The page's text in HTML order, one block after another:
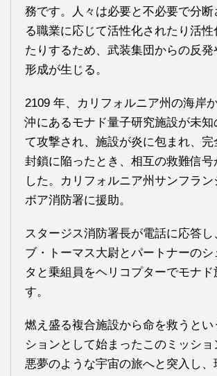
務です。人々は必要と不必要で分断
る職業に応じて活性化されたり活性
たりするため、武装集団からの反
形成が生じる。
2109 年、カリフォルニア州の海岸
沖にあるモナド量子研究施設が未知
て攻撃され、施設が炎に包まれ、完
封鎖に陥ったとき、相互の救難信号
した。カリフォルニア州サンフラ
ボア消防署に援助。
スタージス消防署長が電話に応答し
ブ・トーマス大尉とパートナーのシ
タと乗組員をヘリコプターでモナド
す。
燃え盛る複合施設から命を救うとい
ションとして始まったこのミッシ
悪夢のような宇宙の旅へと突入し